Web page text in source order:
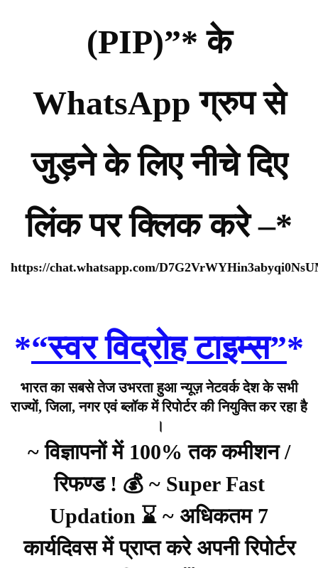
(PIP)”* के
WhatsApp ग्रुप से
जुड़ने के लिए नीचे दिए
लिंक पर क्लिक करे –*
https://chat.whatsapp.com/
*“स्वर विद्रोह टाइम्स”*
भारत का सबसे तेज उभरता हुआ न्यूज़ नेटवर्क देश के सभी
राज्यों, जिला, नगर एवं ब्लॉक में रिपोर्टर की नियुक्ति कर रहा है
।
~ विज्ञापनों में 100% तक कमीशन /
रिफण्ड ! 💰 ~ Super Fast
Updation ⌛ ~ अधिकतम 7
कार्यदिवस में प्राप्त करे अपनी रिपोर्टर